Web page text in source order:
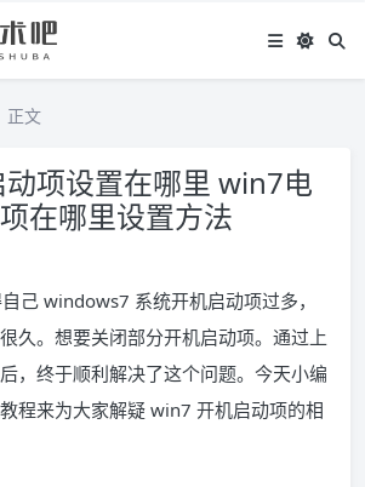
正文
项设置在哪里 win7电
在哪里设置方法
己 windows7 系统开机启动项过多，
久。想要关闭部分开机启动项。通过上
，终于顺利解决了这个问题。今天小编
程来为大家解疑 win7 开机启动项的相